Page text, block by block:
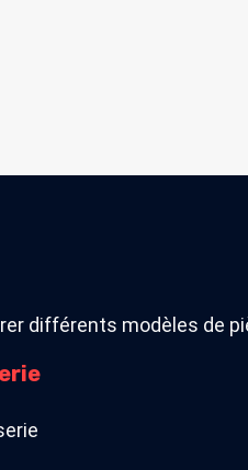
différents modèles de